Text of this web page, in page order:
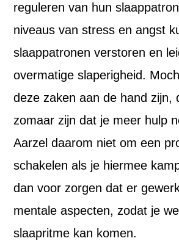
reguleren van hun
niveaus van stress en angst
slaappatronen verstoren en
overmatige slaperigheid.
deze zaken aan de hand zijn,
zomaar zijn dat je meer hulp
Aarzel daarom niet om een
schakelen als je hiermee
dan voor zorgen dat er
mentale aspecten, zodat je
slaapritme kan komen.